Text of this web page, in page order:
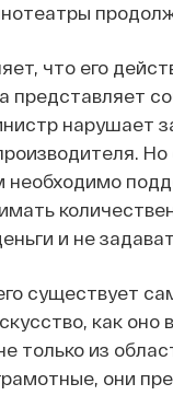
что его
представляет
нарушает
Но
необходимо
и не
существует
как
только из
они